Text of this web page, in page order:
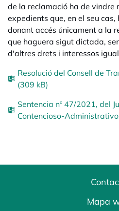
de la reclamació ha de vindre
expedients que, en el seu
donant accés únicament a la
que haguera sigut dictada,
d'altres drets i interessos
Resolució del Consell de
(309 kB)
Sentencia nº 47/2021, del
Contencioso-Administrativo
Mapa